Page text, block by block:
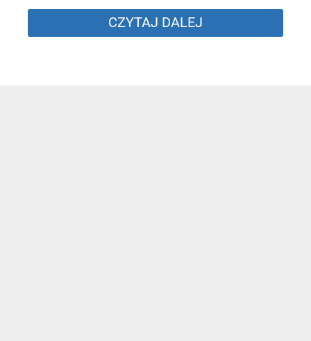
CZYTAJ DALEJ